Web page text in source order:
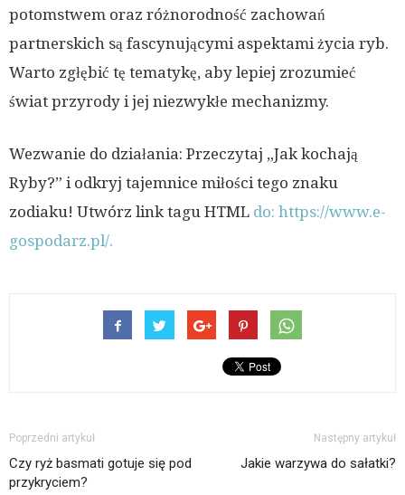
potomstwem oraz różnorodność zachowań
partnerskich są fascynującymi aspektami życia ryb.
Warto zgłębić tę tematykę, aby lepiej zrozumieć
świat przyrody i jej niezwykłe mechanizmy.
Wezwanie do działania: Przeczytaj „Jak kochają
Ryby?” i odkryj tajemnice miłości tego znaku
zodiaku! Utwórz link tagu HTML do: https://www.e-
gospodarz.pl/.
Poprzedni artykuł
Czy ryż basmati gotuje się pod
przykryciem?
Następny artykuł
Jakie warzywa do sałatki?